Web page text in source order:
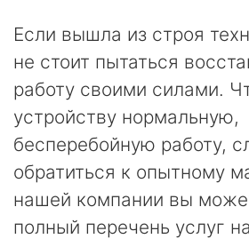
Если вышла из строя
не стоит пытаться
работу своими силами.
устройству нормальную,
бесперебойную работу,
обратиться к опытному
нашей компании вы
полный перечень услуг